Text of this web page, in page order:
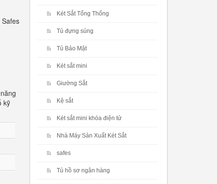
kỹ
Két Sắt Tổng Thống
Tủ đựng súng
Tủ Bảo Mật
Két sắt mini
Giường Sắt
Kệ sắt
Két sắt mini khóa điện tử
Nhà Máy Sản Xuất Két Sắt
safes
Tủ hồ sơ ngân hàng